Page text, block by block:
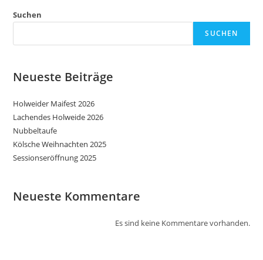
Suchen
SUCHEN
Neueste Beiträge
Holweider Maifest 2026
Lachendes Holweide 2026
Nubbeltaufe
Kölsche Weihnachten 2025
Sessionseröffnung 2025
Neueste Kommentare
Es sind keine Kommentare vorhanden.